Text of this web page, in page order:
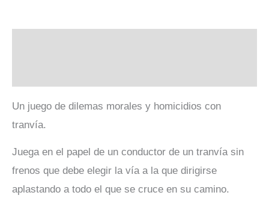
Un juego de dilemas morales y homicidios con
tranvía.
Juega en el papel de un conductor de un tranvía sin
frenos que debe elegir la vía a la que dirigirse
aplastando a todo el que se cruce en su camino.